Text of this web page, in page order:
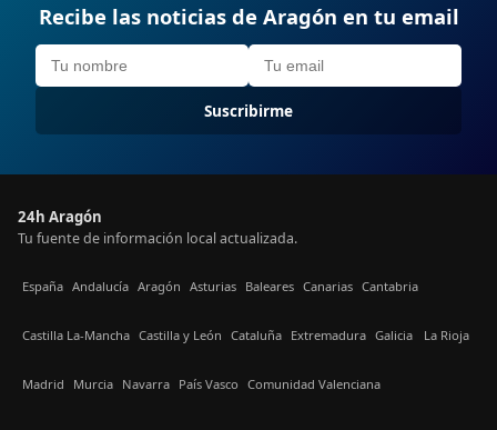
Recibe las noticias de Aragón en tu email
Suscribirme
24h Aragón
Tu fuente de información local actualizada.
España Andalucía Aragón Asturias Baleares Canarias Cantabria
Castilla La-Mancha Castilla y León Cataluña Extremadura Galicia La Rioja
Madrid Murcia Navarra País Vasco Comunidad Valenciana